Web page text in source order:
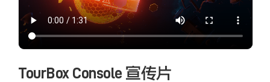
TourBox Console 宣传片